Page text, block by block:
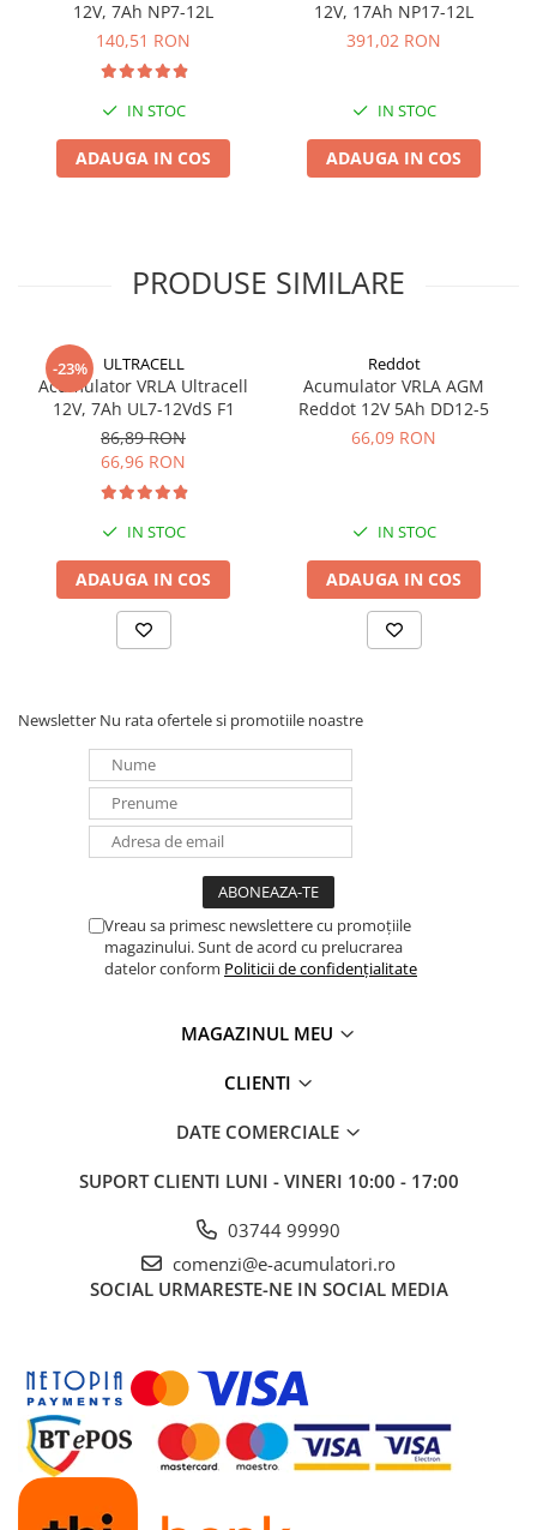
12V, 7Ah NP7-12L
140,51 RON
IN STOC
ADAUGA IN COS
12V, 17Ah NP17-12L
391,02 RON
IN STOC
ADAUGA IN COS
PRODUSE SIMILARE
-23% ULTRACELL
Acumulator VRLA Ultracell
12V, 7Ah UL7-12VdS F1
86,89 RON
66,96 RON
IN STOC
ADAUGA IN COS
Reddot
Acumulator VRLA AGM
Reddot 12V 5Ah DD12-5
66,09 RON
IN STOC
ADAUGA IN COS
Newsletter Nu rata ofertele si promotiile noastre
Vreau sa primesc newslettere cu promoțiile
magazinului. Sunt de acord cu prelucrarea
datelor conform Politicii de confidențialitate
MAGAZINUL MEU
CLIENTI
DATE COMERCIALE
SUPORT CLIENTI LUNI - VINERI 10:00 - 17:00
03744 99990
comenzi@e-acumulatori.ro
SOCIAL URMARESTE-NE IN SOCIAL MEDIA